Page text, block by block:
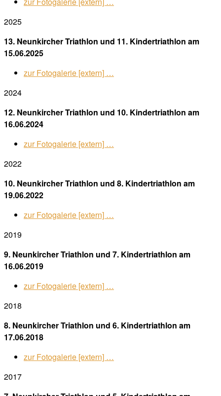
2025
13. Neunkircher Triathlon und 11. Kindertriathlon am
15.06.2025
zur Fotogalerie [extern] …
2024
12. Neunkircher Triathlon und 10. Kindertriathlon am
16.06.2024
zur Fotogalerie [extern] …
2022
10. Neunkircher Triathlon und 8. Kindertriathlon am
19.06.2022
zur Fotogalerie [extern] …
2019
9. Neunkircher Triathlon und 7. Kindertriathlon am
16.06.2019
zur Fotogalerie [extern] …
2018
8. Neunkircher Triathlon und 6. Kindertriathlon am
17.06.2018
zur Fotogalerie [extern] …
2017